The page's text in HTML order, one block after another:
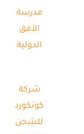
مدرسة
الأفق
الدولية
شركة
كونكورد
للشحن